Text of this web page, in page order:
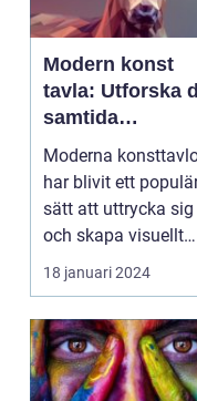
Modern konst
tavla: Utforska
samtida
konstlandskapet
Moderna
har blivit ett
sätt att uttrycka sig
och skapa visuellt
engagerande kon...
18 januari 2024